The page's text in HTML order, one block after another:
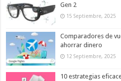
Gen 2
15 Septiembre, 2025
Comparadores de
ahorrar dinero
12 Septiembre, 2025
10 estrategias